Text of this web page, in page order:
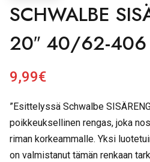
SCHWALBE
20″ 40/62-406
9,99€
”Esittelyssä Schwalbe
poikkeuksellinen rengas, joka
riman korkeammalle. Yksi
on valmistanut tämän renkaan